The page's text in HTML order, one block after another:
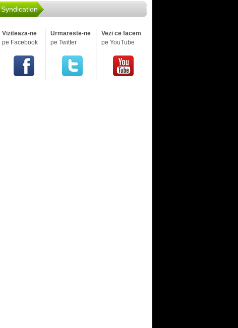
Syndication
Viziteaza-ne
pe Facebook
Urmareste-ne
pe Twitter
Vezi ce facem
pe YouTube